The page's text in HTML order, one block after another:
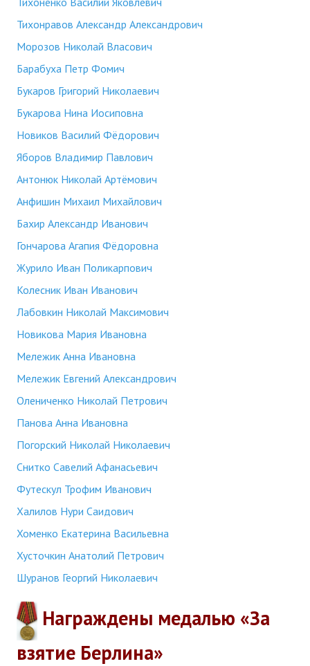
Тихонравов Александр Александрович
Морозов Николай Власович
Барабуха Петр Фомич
Букаров Григорий Николаевич
Букарова Нина Иосиповна
Новиков Василий Фёдорович
Яборов Владимир Павлович
Антонюк Николай Артёмович
Анфишин Михаил Михайлович
Бахир Александр Иванович
Гончарова Агапия Фёдоровна
Журило Иван Поликарпович
Колесник Иван Иванович
Лабовкин Николай Максимович
Новикова Мария Ивановна
Мележик Анна Ивановна
Мележик Евгений Александрович
Олениченко Николай Петрович
Панова Анна Ивановна
Погорский Николай Николаевич
Снитко Савелий Афанасьевич
Футескул Трофим Иванович
Халилов Нури Саидович
Хоменко Екатерина Васильевна
Хусточкин Анатолий Петрович
Шуранов Георгий Николаевич
Награждены медалью «За
взятие Берлина»